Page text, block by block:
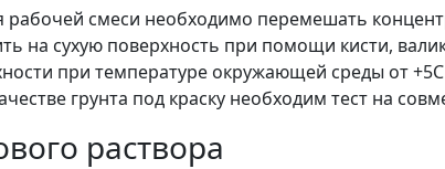
рабочей смеси необходимо перемешать
на сухую поверхность при помощи кисти,
при температуре окружающей среды от
грунта под краску необходим тест на
раствора